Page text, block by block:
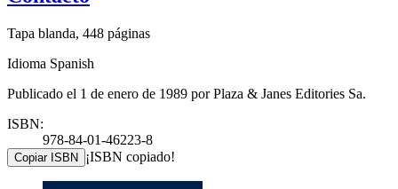
Tapa blanda, 448 páginas
Idioma Spanish
Publicado el 1 de enero de 1989 por Plaza & Janes Editories Sa.
ISBN:
978-84-01-46223-8
Copiar ISBN ¡ISBN copiado!